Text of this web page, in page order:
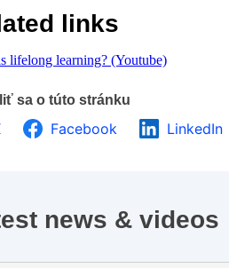
links
lifelong learning? (Youtube)
sa o túto stránku
Facebook LinkedIn
news & videos